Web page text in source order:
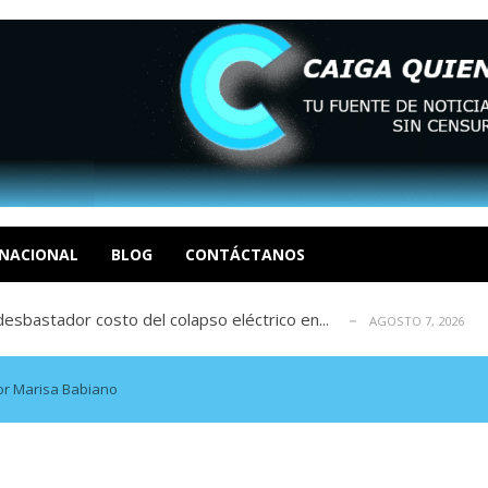
BLOG CONTÁCTANOS
apagones y promesas incumplidas... AGOSTO 6, 2026
de derechos humanos en el Minister... AGOSTO 6, 2026
un mercado impulsado por el auge de...
costo del colapso eléctrico en...
Por Dayana Cristina Duzoglou L. AGOSTO 6, 2026
apagones y promesas incumplidas... AGOSTO 6, 2026
de derechos humanos en el Minister...
un mercado impulsado por el auge de... AGOSTO 6, 2026
Marisa Babiano